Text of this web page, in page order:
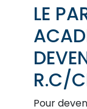
LE
R.C/
Pour